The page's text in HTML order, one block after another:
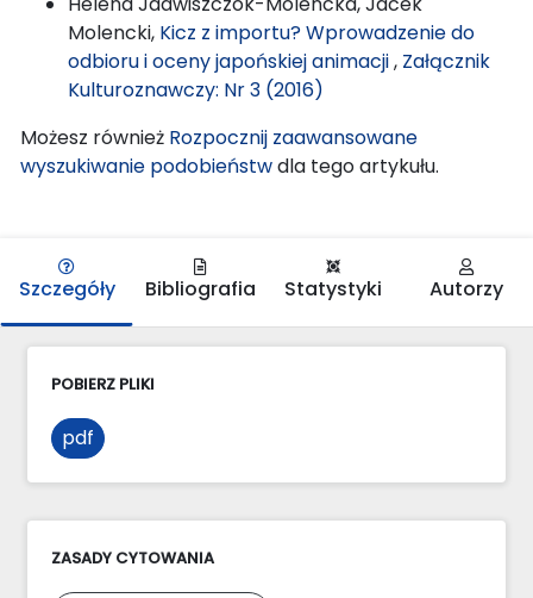
Molencki, Kicz z importu? Wprowadzenie do
odbioru i oceny japońskiej animacji, Załącznik
Kulturoznawczy: Nr 3 (2016)
Możesz również Rozpocznij zaawansowane
wyszukiwanie podobieństwdla tego artykułu.
Szczegóły Bibliografia Statystyki Autorzy
POBIERZ PLIKI
pdf
ZASADY CYTOWANIA